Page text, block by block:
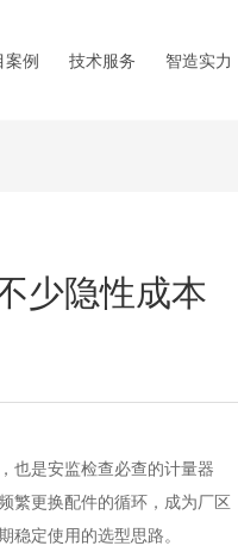
案例 技术服务 智造实力
少隐性成本
也是安监检查必查的计量器
繁更换配件的循环，成为厂区
稳定使用的选型思路。